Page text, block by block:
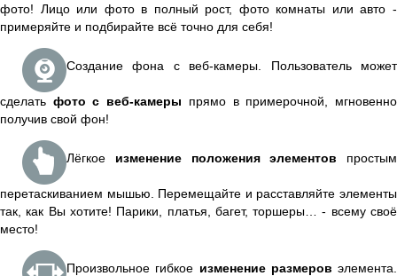
фото! Лицо или фото в полный рост, фото комнаты или авто -
примеряйте и подбирайте всё точно для себя!
Создание фона с веб-камеры. Пользователь может
сделать фото с веб-камеры прямо в примерочной, мгновенно
получив свой фон!
Лёгкое изменение положения элементов простым
перетаскиванием мышью. Перемещайте и расставляйте элементы
так, как Вы хотите! Парики, платья, багет, торшеры… - всему своё
место!
Произвольное гибкое изменение размеров элемента.